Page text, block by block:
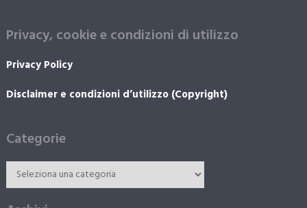
Privacy, cookie e condizioni di utilizzo
Privacy Policy
Disclaimer e condizioni d’utilizzo (Copyright)
Categorie